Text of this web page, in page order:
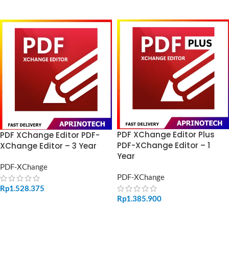
PDF XChange Editor PDF-
XChange Editor – 3 Year
PDF-XChange
Rp1.528.375
PDF XChange Editor Plus
PDF-XChange Editor – 1
Year
PDF-XChange
Rp1.385.900